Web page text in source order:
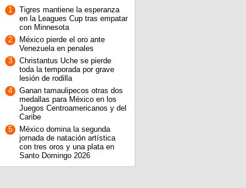
1
Tigres mantiene la esperanza
en la Leagues Cup tras empatar
con Minnesota
2
México pierde el oro ante
Venezuela en penales
3
Christantus Uche se pierde
toda la temporada por grave
lesión de rodilla
4
Ganan tamaulipecos otras dos
medallas para México en los
Juegos Centroamericanos y del
Caribe
5
México domina la segunda
jornada de natación artística
con tres oros y una plata en
Santo Domingo 2026